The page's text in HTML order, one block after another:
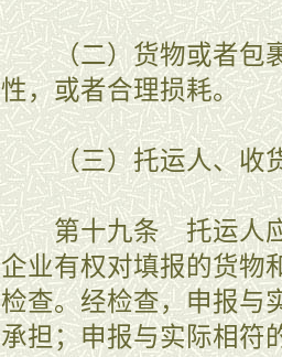
（二）货物或者包裹
性，或者合理损耗。
（三）托运人、收货
第十九条 托运人应
企业有权对填报的货物
检查。经检查，申报与
承担；申报与实际相符